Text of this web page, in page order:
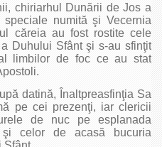
chiriarhul Dunării de Jos a
numită şi Vecernia
căreia au fost rostite cele
Duhului Sfânt şi s-au sfinţit
limbilor de foc ce au stat
datină, Înaltpreasfinţia Sa
pe cei prezenţi, iar clericii
de nuc pe esplanada
celor de acasă bucuria